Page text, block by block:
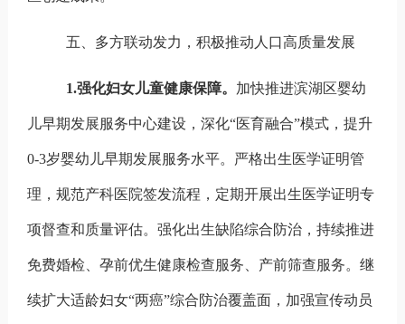
五、多方联动发力，积极推动人口高质量发展
1.强化妇女儿童健康保障。 加快推进滨湖区婴幼
儿早期发展服务中心建设，深化“医育融合”模式，提升
0-3岁婴幼儿早期发展服务水平。严格出生医学证明管
理，规范产科医院签发流程，定期开展出生医学证明专
项督查和质量评估。强化出生缺陷综合防治，持续推进
免费婚检、孕前优生健康检查服务、产前筛查服务。继
续扩大适龄妇女“两癌”综合防治覆盖面，加强宣传动员